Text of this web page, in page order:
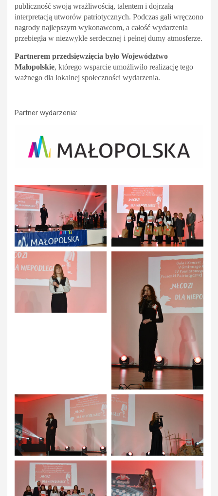
publiczność swoją wrażliwością, talentem i dojrzałą
interpretacją utworów patriotycznych. Podczas gali wręczono
nagrody najlepszym wykonawcom, a całość wydarzenia
przebiegła w niezwykle serdecznej i pełnej dumy atmosferze.
Partnerem przedsięwzięcia było Województwo
Małopolskie, którego wsparcie umożliwiło realizację tego
ważnego dla lokalnej społeczności wydarzenia.
Partner wydarzenia: